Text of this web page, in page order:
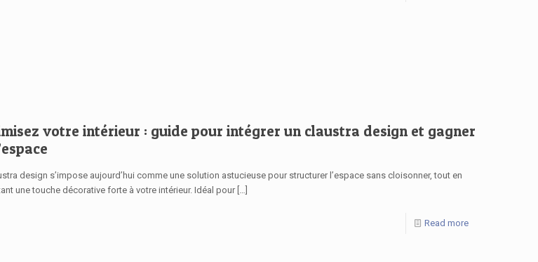
votre intérieur : guide pour intégrer un claustra design et gagner
design s’impose aujourd’hui comme une solution astucieuse pour structurer l’espace sans cloisonner, tout en
une touche décorative forte à votre intérieur. Idéal pour[…]
Read more